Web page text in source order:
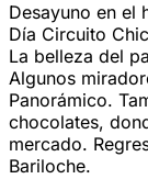
Desayuno en el
Día Circuito
La belleza del
Algunos
Panorámico.
chocolates,
mercado.
Bariloche.